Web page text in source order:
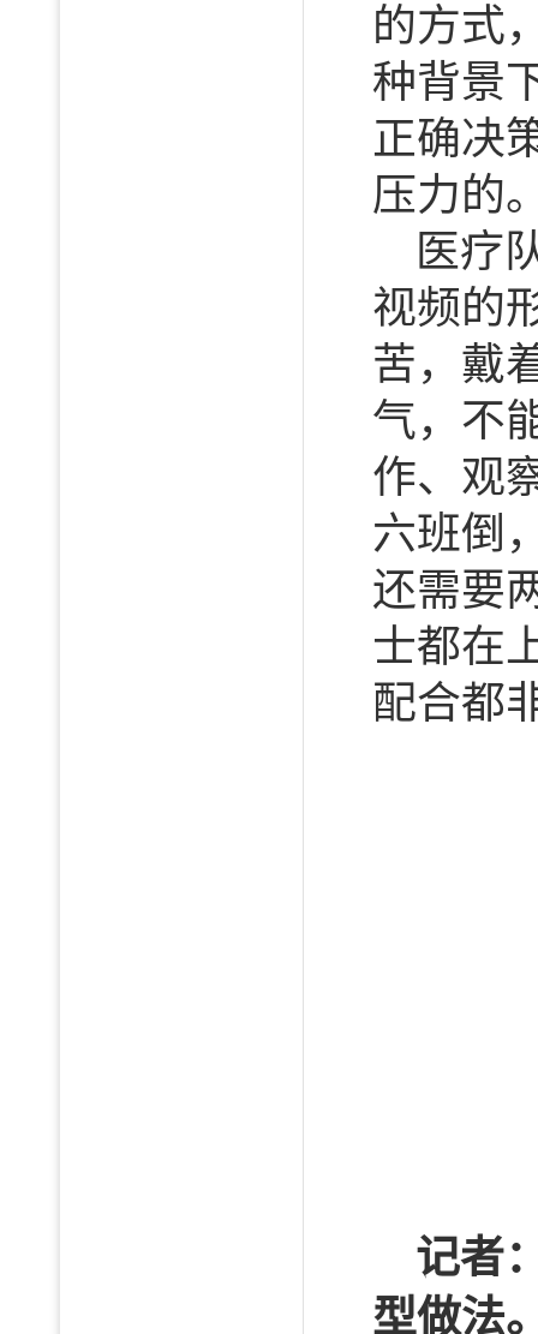
的方式
种背景
正确决
压力的
医疗
视频的
苦，戴
气，不
作、观
六班倒
还需要
士都在
配合都
记者
型做法